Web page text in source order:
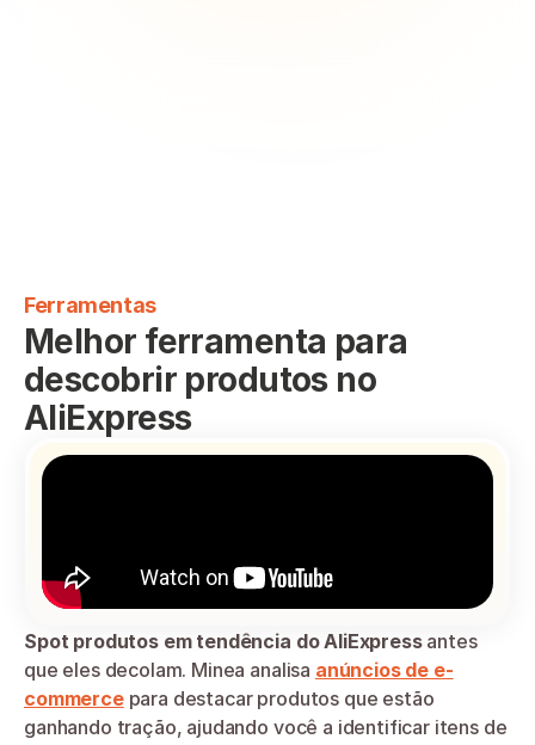
Ferramentas
Melhor ferramenta para
descobrir produtos no
AliExpress
Spot produtos em tendência do AliExpress antes
que eles decolam. Minea analisa anúncios de e-
commerce para destacar produtos que estão
ganhando tração, ajudando você a identificar itens de